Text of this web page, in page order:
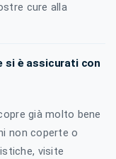
cure alla
si è assicurati con
già molto bene
non coperte o
visite